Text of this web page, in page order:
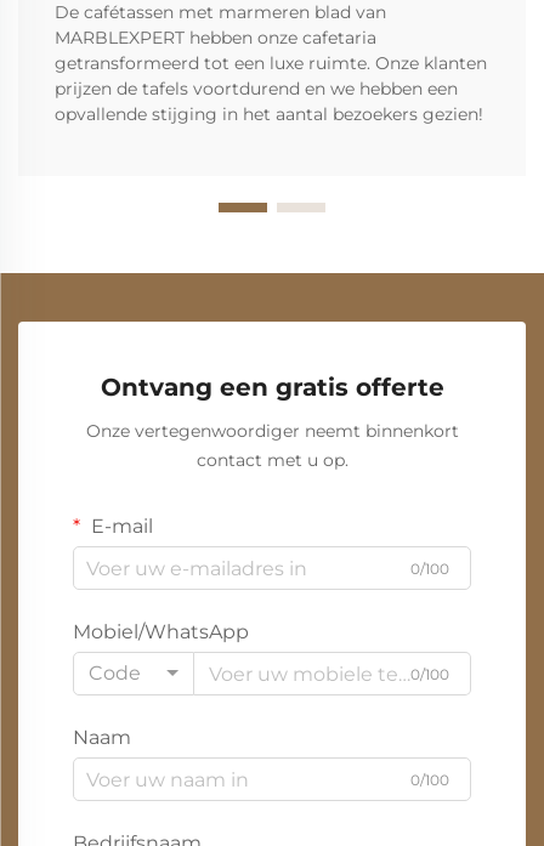
De cafétassen met marmeren blad van
MARBLEXPERT hebben onze cafetaria
getransformeerd tot een luxe ruimte. Onze klanten
prijzen de tafels voortdurend en we hebben een
opvallende stijging in het aantal bezoekers gezien!
Ontvang een gratis offerte
Onze vertegenwoordiger neemt binnenkort
contact met u op.
E-mail
0/100
Mobiel/WhatsApp
Code
0/100
Naam
0/100